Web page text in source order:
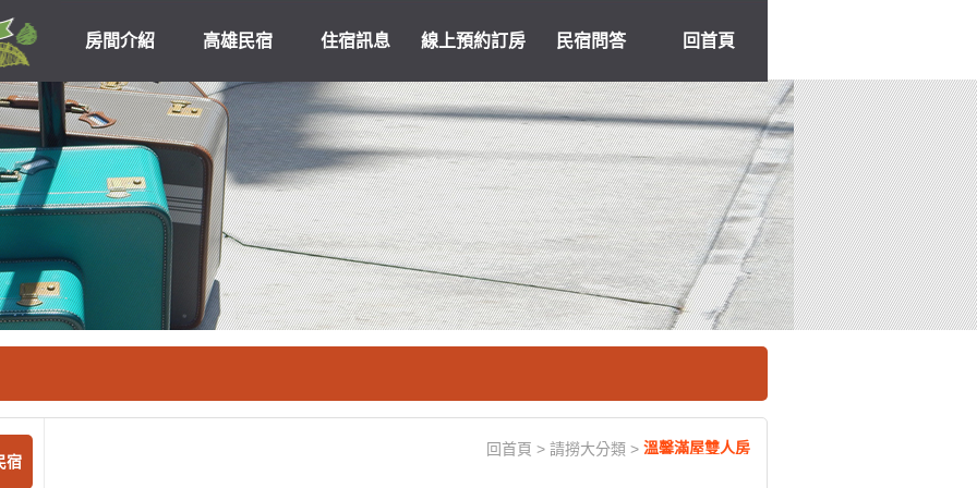
房間介紹 高雄民宿 住宿訊息 線上預約訂房 民宿問答 回首頁
高雄民宿住宿
優惠
關於我們
宿
回首頁 > 請撈大分類 > 溫馨滿屋雙人房